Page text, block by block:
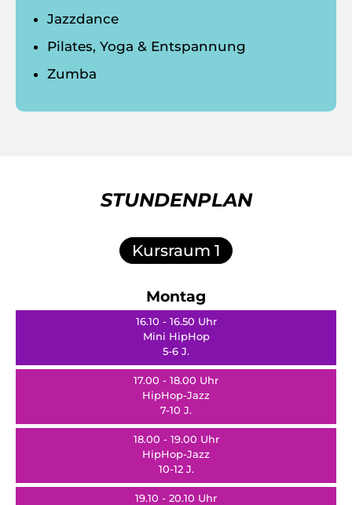
Jazzdance
Pilates, Yoga & Entspannung
Zumba
STUNDENPLAN
Kursraum 1
Montag
16.10 - 16.50 Uhr
Mini HipHop
5-6 J.
17.00 - 18.00 Uhr
HipHop-Jazz
7-10 J.
18.00 - 19.00 Uhr
HipHop-Jazz
10-12 J.
19.10 - 20.10 Uhr